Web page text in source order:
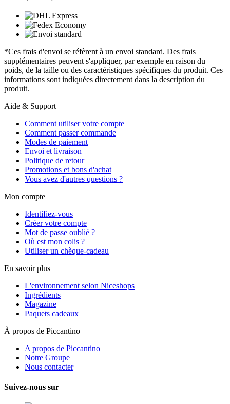
*Ces frais d'envoi se réfèrent à un envoi standard. Des frais
supplémentaires peuvent s'appliquer, par exemple en raison du
poids, de la taille ou des caractéristiques spécifiques du produit. Ces
informations sont indiquées directement dans la description du
produit.
Aide & Support
Comment utiliser votre compte
Comment passer commande
Modes de paiement
Envoi et livraison
Politique de retour
Promotions et bons d'achat
Vous avez d'autres questions ?
Mon compte
Identifiez-vous
Créer votre compte
Mot de passe oublié ?
Où est mon colis ?
Utiliser un chèque-cadeau
En savoir plus
L'environnement selon Niceshops
Ingrédients
Magazine
Paquets cadeaux
À propos de Piccantino
A propos de Piccantino
Notre Groupe
Nous contacter
Suivez-nous sur